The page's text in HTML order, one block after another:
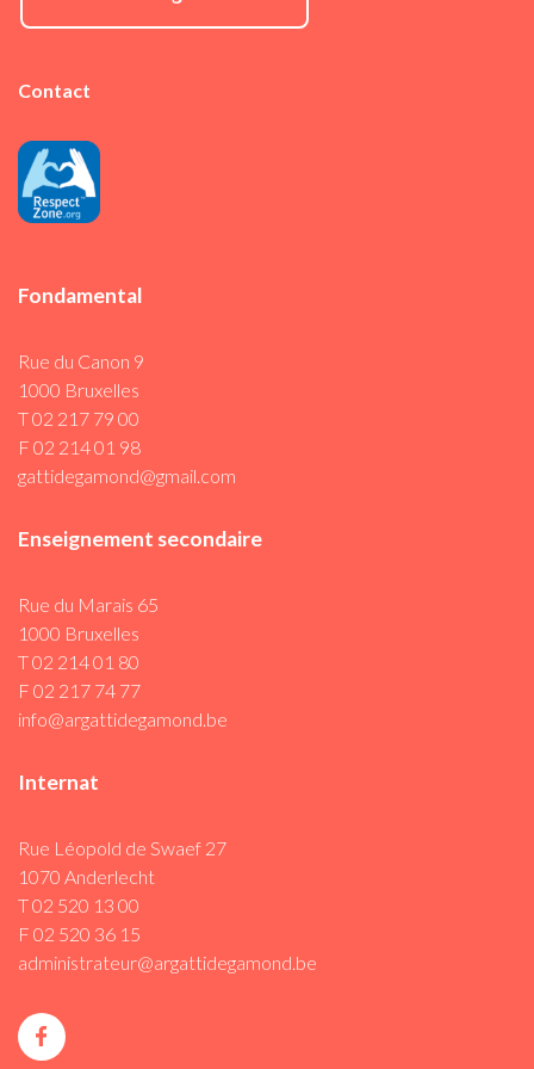
Contact
Fondamental
Rue du Canon 9
1000 Bruxelles
T 02 217 79 00
F 02 214 01 98
gattidegamond@gmail.com
Enseignement secondaire
Rue du Marais 65
1000 Bruxelles
T 02 214 01 80
F 02 217 74 77
info@argattidegamond.be
Internat
Rue Léopold de Swaef 27
1070 Anderlecht
T 02 520 13 00
F 02 520 36 15
administrateur@argattidegamond.be